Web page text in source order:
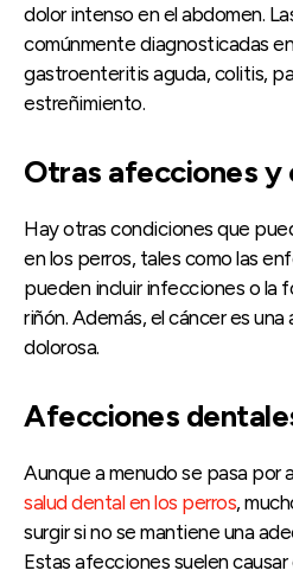
dolor intenso en el abdomen.
comúnmente diagnosticadas
gastroenteritis aguda, colitis,
estreñimiento.
Otras afecciones y
Hay otras condiciones que
en los perros, tales como las
pueden incluir infecciones o la
riñón. Además, el cáncer es
dolorosa.
Afecciones
Aunque a menudo se pasa por
salud dental en los perros,
surgir si no se mantiene una
Estas afecciones suelen